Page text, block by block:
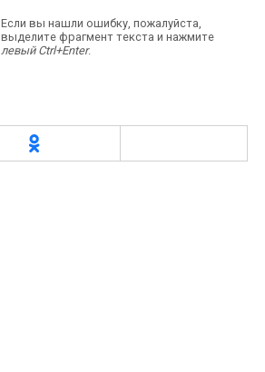
Если вы нашли ошибку, пожалуйста,
выделите фрагмент текста и нажмите
левый Ctrl+Enter.